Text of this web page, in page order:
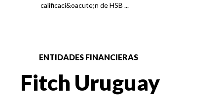
calificaci&oacute;n de HSB ...
ENTIDADES FINANCIERAS
Fitch Uruguay